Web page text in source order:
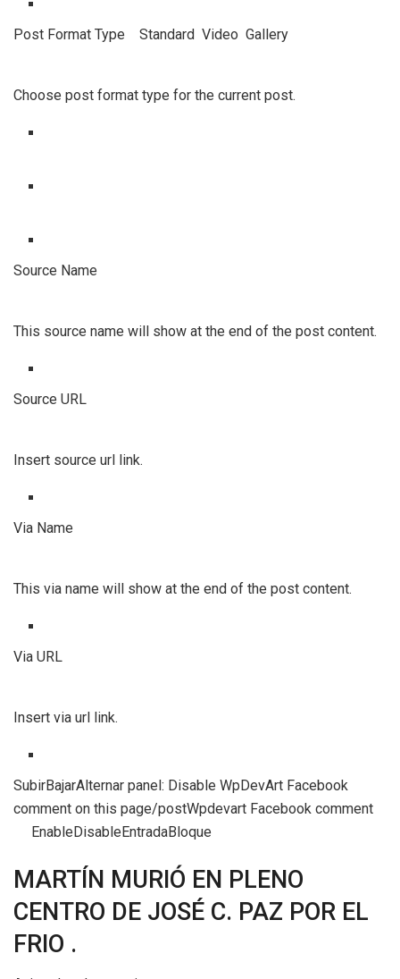
Post Format Type Standard Video Gallery
Choose post format type for the current post.
Source Name
This source name will show at the end of the post content.
Source URL
Insert source url link.
Via Name
This via name will show at the end of the post content.
Via URL
Insert via url link.
SubirBajarAlternar panel: Disable WpDevArt Facebook
comment on this page/postWpdevart Facebook comment
EnableDisableEntradaBloque
MARTÍN MURIÓ EN PLENO
CENTRO DE JOSÉ C. PAZ POR EL
FRIO .